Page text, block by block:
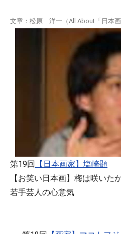
文章：松原 洋一（All About「日本画
第19回
【日本画家】塩崎顕
【お笑い日本画】梅は咲いた
若手芸人の心意気